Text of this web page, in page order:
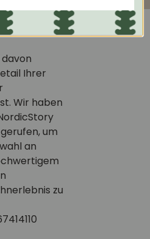
Ihrer
Wir haben
um
an
zu